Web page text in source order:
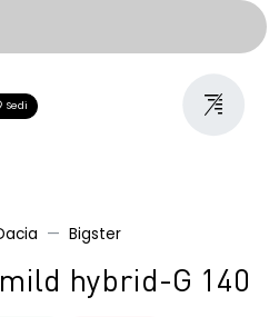
Sedi
Bigster
hybrid-G 140